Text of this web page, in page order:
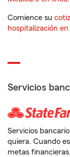
Comience su
hospitalización en
Servicios
Servicios
quiera. Cuando
metas